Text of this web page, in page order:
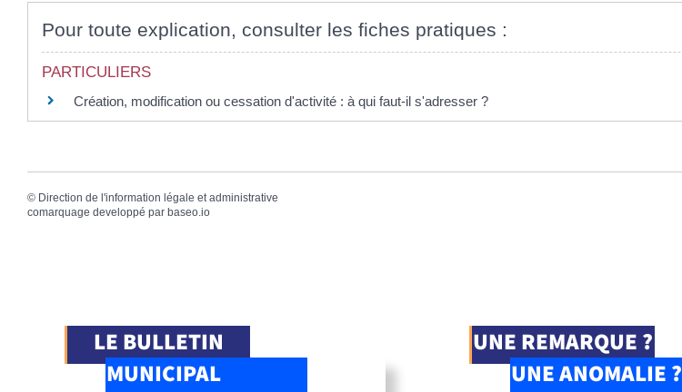
Pour toute explication, consulter les fiches pratiques :
PARTICULIERS
Création, modification ou cessation d'activité : à qui faut-il s'adresser ?
© Direction de l'information légale et administrative
comarquage developpé par baseo.io
LE BULLETIN
MUNICIPAL
UNE REMARQUE ?
UNE ANOMALIE ?